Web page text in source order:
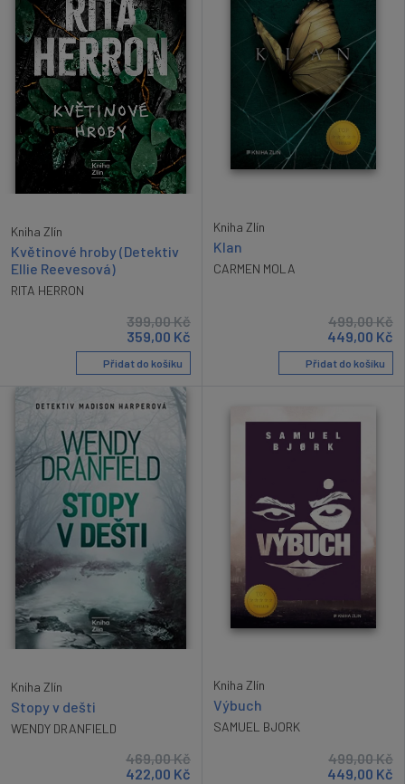
Kniha Zlín
Květinové hroby (Detektiv
Ellie Reevesová)
RITA HERRON
399,00Kč
359,00 Kč
Přidat do košíku
Kniha Zlín
Klan
CARMEN MOLA
499,00Kč
449,00 Kč
Přidat do košíku
Kniha Zlín
Stopy v dešti
WENDY DRANFIELD
469,00Kč
422,00 Kč
Kniha Zlín
Výbuch
SAMUEL BJORK
499,00Kč
449,00 Kč